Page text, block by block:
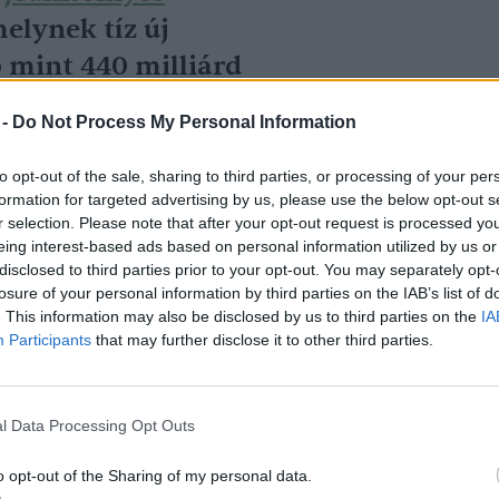
Do Not Process My Personal Information
opt-out of the sale, sharing to third parties, or processing of your
for targeted advertising by us, please use the below opt-out
selection. Please note that after your opt-out request is processed
interest-based ads based on personal information utilized by us
to third parties prior to your opt-out. You may separately
of your personal information by third parties on the IAB’s list of
This information may also be disclosed by us to third parties on the
Participants that may further disclose it to other third parties.
Data Processing Opt Outs
opt-out of the Sharing of my personal data.
tíz új
mint 440 milliárd
beruházásokat.
Jedlik Ányos Energetikai Programban az
támogatási keret összesen 45
20 millió, maximum 1,5 milliárd
távhőtermelők július 21-jétől, majd
támogatást a rendszereik
elkülönített 51 milliárd forintos
a földgáz kiváltását ipari
biomasszával, ezzel mérsékelik